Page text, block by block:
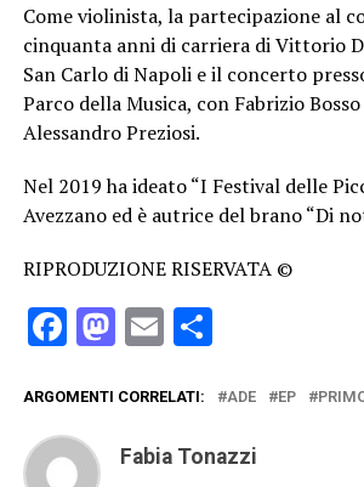
Come violinista, la partecipazione al
cinquanta anni di carriera di Vittorio
San Carlo di Napoli e il concerto
Parco della Musica, con Fabrizio
Alessandro Preziosi.
Nel 2019 ha ideato “I Festival delle
Avezzano ed è autrice del brano “Di
RIPRODUZIONE RISERVATA ©
Facebook
Mastodon
EmailCondividi
ARGOMENTI CORRELATI: ADE EP
Fabia Tonazzi